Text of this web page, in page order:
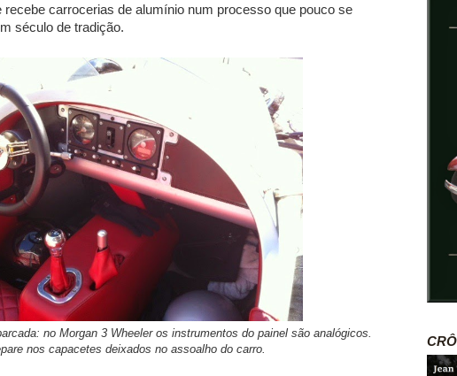
recebe carrocerias de alumínio num processo que pouco se
século de tradição.
no Morgan 3 Wheeler os instrumentos do painel são analógicos.
nos capacetes deixados no assoalho do carro.